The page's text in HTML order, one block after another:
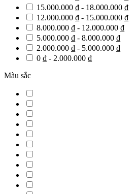
15.000.000 ₫ - 18.000.000 ₫
12.000.000 ₫ - 15.000.000 ₫
8.000.000 ₫ - 12.000.000 ₫
5.000.000 ₫ - 8.000.000 ₫
2.000.000 ₫ - 5.000.000 ₫
0 ₫ - 2.000.000 ₫
Màu sắc